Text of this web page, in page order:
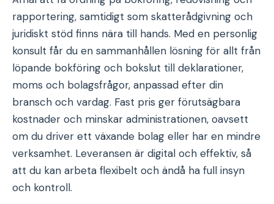
rapportering, samtidigt som skatterådgivning och
juridiskt stöd finns nära till hands. Med en personlig
konsult får du en sammanhållen lösning för allt från
löpande bokföring och bokslut till deklarationer,
moms och bolagsfrågor, anpassad efter din
bransch och vardag. Fast pris ger förutsägbara
kostnader och minskar administrationen, oavsett
om du driver ett växande bolag eller har en mindre
verksamhet. Leveransen är digital och effektiv, så
att du kan arbeta flexibelt och ändå ha full insyn
och kontroll.